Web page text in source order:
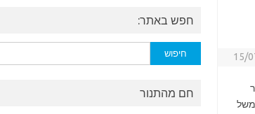
15/
חפש באתר:
חיפוש:
חם מהתנור